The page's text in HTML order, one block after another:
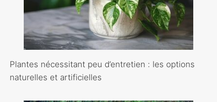
Plantes nécessitant peu d’entretien : les options
naturelles et artificielles